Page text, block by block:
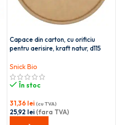
Capace din carton, cu orificiu
pentru aerisire, kraft natur, d115
Snick Bio
În stoc
31,36 lei (cu TVA)
25,92 lei (fara TVA)